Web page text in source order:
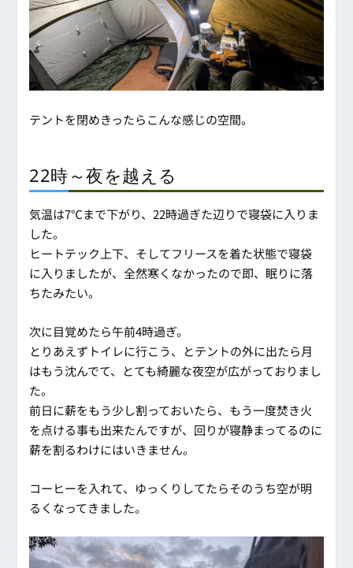
テントを閉めきったらこんな感じの空間。
22時～夜を越える
気温は7℃まで下がり、22時過ぎた辺りで寝袋に入りま
した。
ヒートテック上下、そしてフリースを着た状態で寝袋
に入りましたが、全然寒くなかったので即、眠りに落
ちたみたい。
次に目覚めたら午前4時過ぎ。
とりあえずトイレに行こう、とテントの外に出たら月
はもう沈んでて、とても綺麗な夜空が広がっておりまし
た。
前日に薪をもう少し割っておいたら、もう一度焚き火
を点ける事も出来たんですが、回りが寝静まってるのに
薪を割るわけにはいきません。
コーヒーを入れて、ゆっくりしてたらそのうち空が明
るくなってきました。